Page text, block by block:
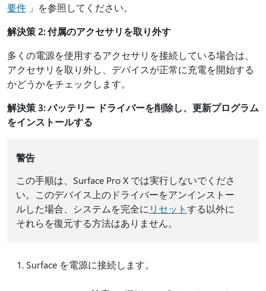
要件 」を参照してください。
解決策 2: 付属のアクセサリを取り外す
多くの電源を使用するアクセサリを接続している場合は、
アクセサリを取り外し、デバイスが正常に充電を開始する
かどうかをチェックします。
解決策 3: バッテリー ドライバーを削除し、更新プログラム
をインストールする
警告
この手順は、Surface Pro X では実行しないでくださ
い。このデバイス上のドライバーをアンインストー
ルした場合、システムを完全に リセットする以外に
それらを復元する方法はありません。
Surface を電源に接続します。